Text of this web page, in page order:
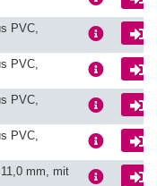
PVC,
PVC,
PVC,
PVC,
mm, mit